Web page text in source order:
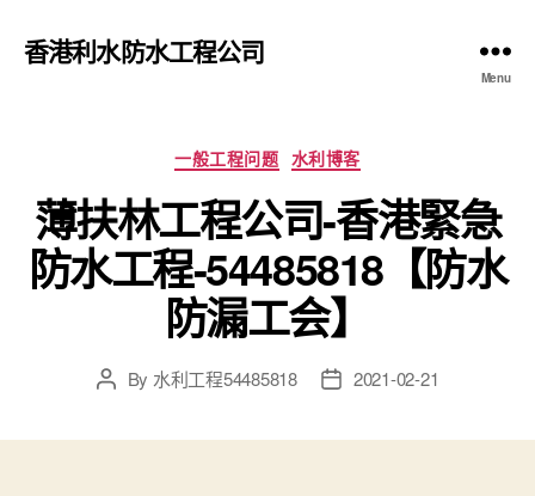
香港利水防水工程公司
Menu
Categories
一般工程问题 水利博客
薄扶林工程公司-香港緊急
防水工程-54485818【防水
防漏工会】
PostBy 水利工程54485818
Post2021-02-21